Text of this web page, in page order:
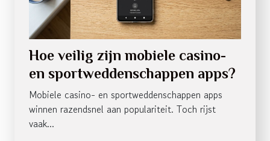
Hoe veilig zijn mobiele casino-
en sportweddenschappen apps?
Mobiele casino- en sportweddenschappen apps
winnen razendsnel aan populariteit. Toch rijst
vaak...